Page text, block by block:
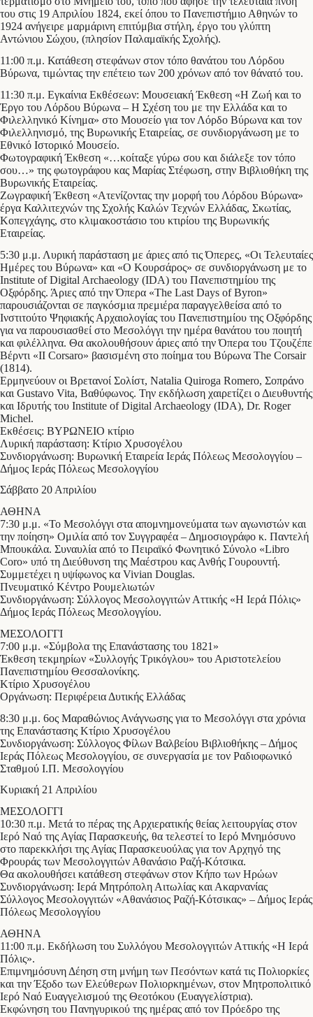
του στις 19 Απριλίου 1824, εκεί όπου το Πανεπιστήμιο Αθηνών το
1924 ανήγειρε μαρμάρινη επιτύμβια στήλη, έργο του γλύπτη
Αντώνιου Σώχου, (πλησίον Παλαμαϊκής Σχολής).
11:00 π.μ. Κατάθεση στεφάνων στον τόπο θανάτου του Λόρδου
Βύρωνα, τιμώντας την επέτειο των 200 χρόνων από τον θάνατό του.
11:30 π.μ. Εγκαίνια Εκθέσεων: Μουσειακή Έκθεση «Η Ζωή και το
Έργο του Λόρδου Βύρωνα – Η Σχέση του με την Ελλάδα και το
Φιλελληνικό Κίνημα» στο Μουσείο για τον Λόρδο Βύρωνα και τον
Φιλελληνισμό, της Βυρωνικής Εταιρείας, σε συνδιοργάνωση με το
Εθνικό Ιστορικό Μουσείο.
Φωτογραφική Έκθεση «…κοίταξε γύρω σου και διάλεξε τον τόπο
σου…» της φωτογράφου κας Μαρίας Στέφωση, στην Βιβλιοθήκη της
Βυρωνικής Εταιρείας.
Ζωγραφική Έκθεση «Ατενίζοντας την μορφή του Λόρδου Βύρωνα»
έργα Καλλιτεχνών της Σχολής Καλών Τεχνών Ελλάδας, Σκωτίας,
Κοπεγχάγης, στο κλιμακοστάσιο του κτιρίου της Βυρωνικής
Εταιρείας.
5:30 μ.μ. Λυρική παράσταση με άριες από τις Όπερες, «Οι Τελευταίες
Ημέρες του Βύρωνα» και «Ο Κουρσάρος» σε συνδιοργάνωση με το
Institute of Digital Archaeology (IDA) του Πανεπιστημίου της
Οξφόρδης. Άριες από την Όπερα «The Last Days of Byron»
παρουσιάζονται σε παγκόσμια πρεμιέρα παραγγελθείσα από το
Ινστιτούτο Ψηφιακής Αρχαιολογίας του Πανεπιστημίου της Οξφόρδης
για να παρουσιασθεί στο Μεσολόγγι την ημέρα θανάτου του ποιητή
και φιλέλληνα. Θα ακολουθήσουν άριες από την Όπερα του Τζουζέπε
Βέρντι «II Corsaro» βασισμένη στο ποίημα του Βύρωνα The Corsair
(1814).
Ερμηνεύουν οι Βρετανοί Σολίστ, Natalia Quiroga Romero, Σοπράνο
και Gustavo Vita, Βαθύφωνος. Την εκδήλωση χαιρετίζει ο Διευθυντής
και Ιδρυτής του Institute of Digital Archaeology (IDA), Dr. Roger
Michel.
Εκθέσεις: ΒΥΡΩΝΕΙΟ κτίριο
Λυρική παράσταση: Κτίριο Χρυσογέλου
Συνδιοργάνωση: Βυρωνική Εταιρεία Ιεράς Πόλεως Μεσολογγίου –
Δήμος Ιεράς Πόλεως Μεσολογγίου
Σάββατο 20 Απριλίου
ΑΘΗΝΑ
7:30 μ.μ. «Το Μεσολόγγι στα απομνημονεύματα των αγωνιστών και
την ποίηση» Ομιλία από τον Συγγραφέα – Δημοσιογράφο κ. Παντελή
Μπουκάλα. Συναυλία από το Πειραϊκό Φωνητικό Σύνολο «Libro
Coro» υπό τη Διεύθυνση της Μαέστρου κας Ανθής Γουρουντή.
Συμμετέχει η υψίφωνος κα Vivian Dοuglas.
Πνευματικό Κέντρο Ρουμελιωτών
Συνδιοργάνωση: Σύλλογος Μεσολογγιτών Αττικής «Η Ιερά Πόλις»
Δήμος Ιεράς Πόλεως Μεσολογγίου.
ΜΕΣΟΛΟΓΓΙ
7:00 μ.μ. «Σύμβολα της Επανάστασης του 1821»
Έκθεση τεκμηρίων «Συλλογής Τρικόγλου» του Αριστοτελείου
Πανεπιστημίου Θεσσαλονίκης.
Κτίριο Χρυσογέλου
Οργάνωση: Περιφέρεια Δυτικής Ελλάδας
8:30 μ.μ. 6ος Μαραθώνιος Ανάγνωσης για το Μεσολόγγι στα χρόνια
της Επανάστασης Κτίριο Χρυσογέλου
Συνδιοργάνωση: Σύλλογος Φίλων Βαλβείου Βιβλιοθήκης – Δήμος
Ιεράς Πόλεως Μεσολογγίου, σε συνεργασία με τον Ραδιοφωνικό
Σταθμού Ι.Π. Μεσολογγίου
Κυριακή 21 Απριλίου
ΜΕΣΟΛΟΓΓΙ
10:30 π.μ. Μετά το πέρας της Αρχιερατικής θείας λειτουργίας στον
Ιερό Ναό της Αγίας Παρασκευής, θα τελεστεί το Ιερό Μνημόσυνο
στο παρεκκλήσι της Αγίας Παρασκευούλας για τον Αρχηγό της
Φρουράς των Μεσολογγιτών Αθανάσιο Ραζή-Κότσικα.
Θα ακολουθήσει κατάθεση στεφάνων στον Κήπο των Ηρώων
Συνδιοργάνωση: Ιερά Μητρόπολη Αιτωλίας και Ακαρνανίας
Σύλλογος Μεσολογγιτών «Αθανάσιος Ραζή-Κότσικας» – Δήμος Ιεράς
Πόλεως Μεσολογγίου
ΑΘΗΝΑ
11:00 π.μ. Εκδήλωση του Συλλόγου Μεσολογγιτών Αττικής «Η Ιερά
Πόλις».
Επιμνημόσυνη Δέηση στη μνήμη των Πεσόντων κατά τις Πολιορκίες
και την Έξοδο των Ελεύθερων Πολιορκημένων, στον Μητροπολιτικό
Ιερό Ναό Ευαγγελισμού της Θεοτόκου (Ευαγγελίστρια).
Εκφώνηση του Πανηγυρικού της ημέρας από τον Πρόεδρο της